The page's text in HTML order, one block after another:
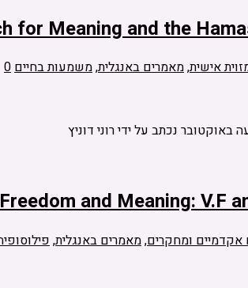
for Meaning and the
אישית,מאמרים באנגלית,משמעות בחיים0
נכתב על ידי רוני דוניץ
and Meaning: V.F
אקדמיים ומחקרים,מאמרים באנגלית,